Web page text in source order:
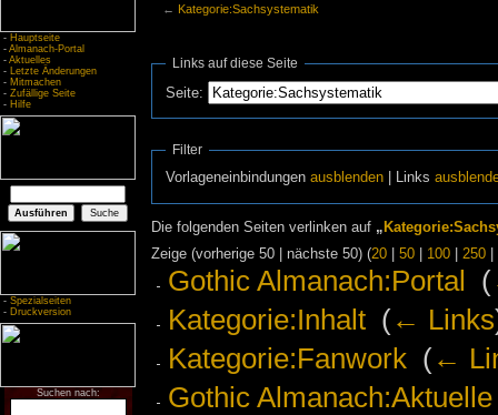
- Hauptseite
- Almanach-Portal
- Aktuelles
- Letzte Änderungen
- Mitmachen
- Zufällige Seite
- Hilfe
- Spezialseiten
- Druckversion
Suchen nach:
← Kategorie:Sachsystematik
Links auf diese Seite
Seite:
Filter
Vorlageneinbindungenausblenden | Links
Die folgenden Seiten verlinken auf „
Zeige (vorherige 50 | nächste 50) (20| 50| 100| 250|
Gothic Almanach:Portal (
Kategorie:Inhalt‎ (← Links
Kategorie:Fanwork‎ (←
Gothic